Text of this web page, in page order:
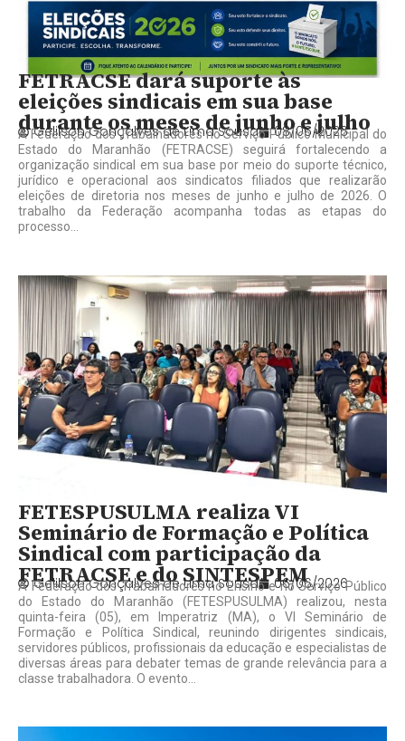
FETRACSE dará suporte às
eleições sindicais em sua base
durante os meses de junho e julho
Gelilson Gonçalves de Lima Sousa 08/06/2026
A Federação dos Trabalhadores no Serviço Público Municipal do
Estado do Maranhão (FETRACSE) seguirá fortalecendo a
organização sindical em sua base por meio do suporte técnico,
jurídico e operacional aos sindicatos filiados que realizarão
eleições de diretoria nos meses de junho e julho de 2026. O
trabalho da Federação acompanha todas as etapas do
processo...
FETESPUSULMA realiza VI
Seminário de Formação e Política
Sindical com participação da
FETRACSE e do SINTESPEM
Gelilson Gonçalves de Lima Sousa 06/06/2026
A Federação dos Trabalhadores no Ensino e no Serviço Público
do Estado do Maranhão (FETESPUSULMA) realizou, nesta
quinta-feira (05), em Imperatriz (MA), o VI Seminário de
Formação e Política Sindical, reunindo dirigentes sindicais,
servidores públicos, profissionais da educação e especialistas de
diversas áreas para debater temas de grande relevância para a
classe trabalhadora. O evento...